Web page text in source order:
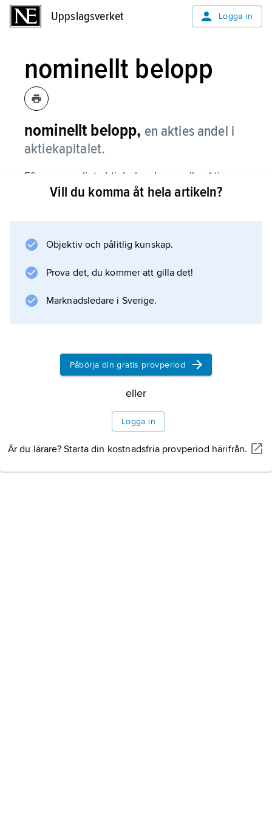
Uppslagsverket Logga in
nominellt belopp
nominellt belopp, en akties andel i
aktiekapitalet.
Eftersom enligt aktiebolagslagen alla aktier
ska lyda på lika belopp, kan man få fram en
Vill du komma åt hela artikeln?
Objektiv och pålitlig kunskap.
Prova det, du kommer att gilla det!
Marknadsledare i Sverige.
Påbörja din gratis provperiod
eller
Logga in
Är du lärare? Starta din kostnadsfria provperiod härifrån.